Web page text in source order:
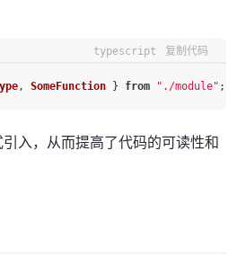
typescript 复制代码
, SomeFunction } from "./module" ;
入，从而提高了代码的可读性和